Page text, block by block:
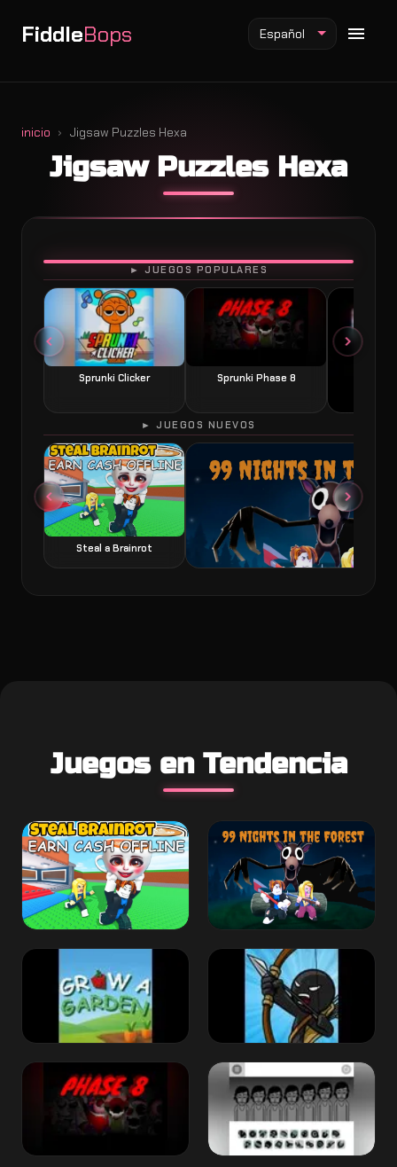
FiddleBops
Mod Fiddlebops
Mod Incredibox
Mod Sprunki
Español
inicio Jigsaw Puzzles Hexa
Jigsaw Puzzles Hexa
► JUEGOS POPULARES
Sprunki Clicker Sprunki Phase 8
JUGAR
► JUEGOS NUEVOS
Steal a Brainrot
Juegos en Tendencia